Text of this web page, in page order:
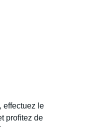
effectuez le
profitez de